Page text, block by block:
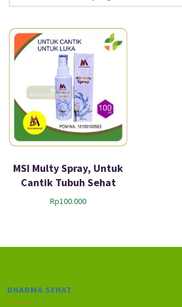
MSI Multy Spray, Untuk
Cantik Tubuh Sehat
Rp100.000
DHARMA SEHAT